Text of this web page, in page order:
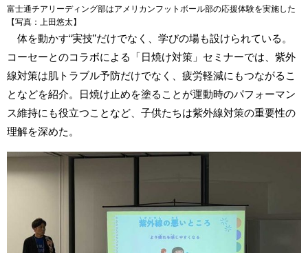
富士通チアリーディング部はアメリカンフットボール部の応援体験を実施した
【写真：上田悠太】
体を動かす“実技”だけでなく、学びの場も設けられている。
コーセーとのコラボによる「日焼け対策」セミナーでは、紫外
線対策は肌トラブル予防だけでなく、疲労軽減にもつながるこ
となどを紹介。日焼け止めを塗ることが運動時のパフォーマン
ス維持にも役立つことなど、子供たちは紫外線対策の重要性の
理解を深めた。